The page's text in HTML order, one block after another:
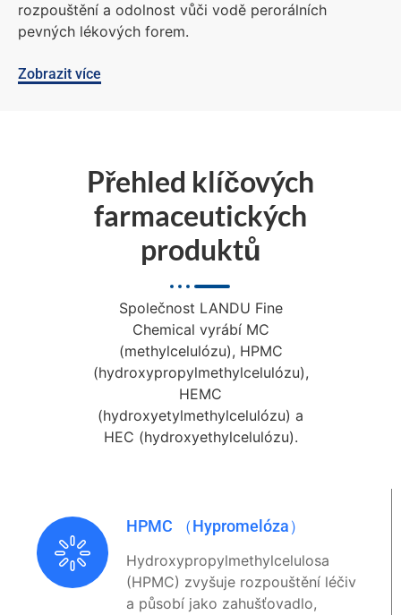
rozpouštění a odolnost vůči vodě perorálních
pevných lékových forem.
Zobrazit více
Přehled klíčových
farmaceutických
produktů
Společnost LANDU Fine
Chemical vyrábí MC
(methylcelulózu), HPMC
(hydroxypropylmethylcelulózu),
HEMC
(hydroxyetylmethylcelulózu) a
HEC (hydroxyethylcelulózu).
HPMC （Hypromelóza）
Hydroxypropylmethylcelulosa
(HPMC) zvyšuje rozpouštění léčiv
a působí jako zahušťovadlo,